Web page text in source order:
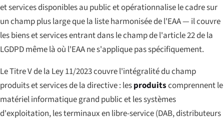
et services disponibles au public et opérationnalise le cadre sur
un champ plus large que la liste harmonisée de l'EAA — il couvre
les biens et services entrant dans le champ de l'article 22 de la
LGDPD même là où l'EAA ne s'applique pas spécifiquement.
Le Titre V de la Ley 11/2023 couvre l'intégralité du champ
produits et services de la directive : lesproduitscomprennent le
matériel informatique grand public et les systèmes
d'exploitation, les terminaux en libre-service (DAB, distributeurs